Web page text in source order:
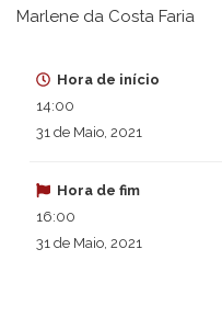
Marlene da Costa Faria
Hora de início
14:00
31 de Maio, 2021
Hora de fim
16:00
31 de Maio, 2021